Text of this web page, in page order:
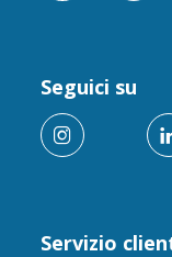
Servizio
Seguici su